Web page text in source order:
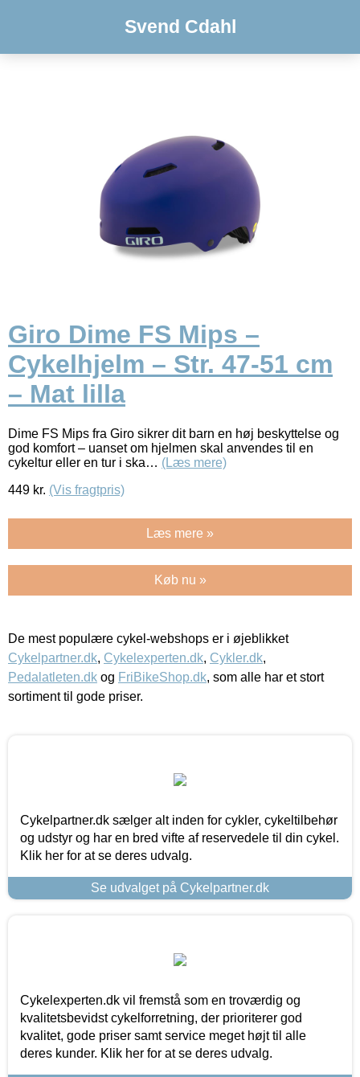
Svend Cdahl
Giro Dime FS Mips –
Cykelhjelm – Str. 47-51 cm
– Mat lilla
Dime FS Mips fra Giro sikrer dit barn en høj beskyttelse og
god komfort – uanset om hjelmen skal anvendes til en
cykeltur eller en tur i ska… (Læs mere)
449 kr. (Vis fragtpris)
Læs mere »
Køb nu »
De mest populære cykel-webshops er i øjeblikket
Cykelpartner.dk, Cykelexperten.dk, Cykler.dk,
Pedalatleten.dk og FriBikeShop.dk, som alle har et stort
sortiment til gode priser.
Cykelpartner.dk sælger alt inden for cykler, cykeltilbehør
og udstyr og har en bred vifte af reservedele til din cykel.
Klik her for at se deres udvalg.
Se udvalget på Cykelpartner.dk
Cykelexperten.dk vil fremstå som en troværdig og
kvalitetsbevidst cykelforretning, der prioriterer god
kvalitet, gode priser samt service meget højt til alle
deres kunder. Klik her for at se deres udvalg.